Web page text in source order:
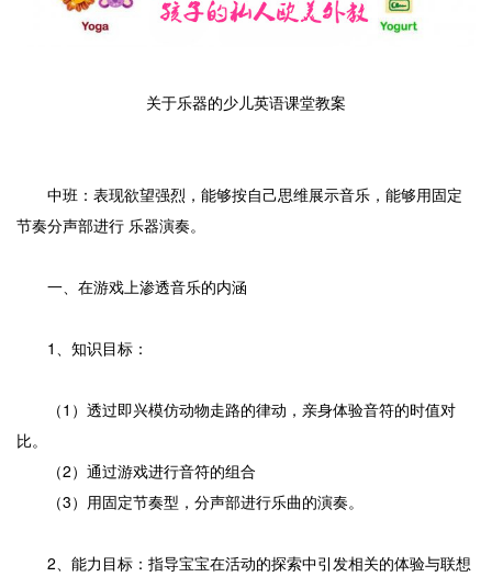
关于乐器的少儿英语课堂教案
中班：表现欲望强烈，能够按自己思维展示音乐，能够用固定
节奏分声部进行 乐器演奏。
一、在游戏上渗透音乐的内涵
1、知识目标：
（1）透过即兴模仿动物走路的律动，亲身体验音符的时值对
比。
（2）通过游戏进行音符的组合
（3）用固定节奏型，分声部进行乐曲的演奏。
2、能力目标：指导宝宝在活动的探索中引发相关的体验与联想